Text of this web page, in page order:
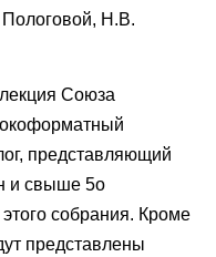
Н.В.
Союза
представляющий
и свыше 5о
собрания. Кроме
представлены